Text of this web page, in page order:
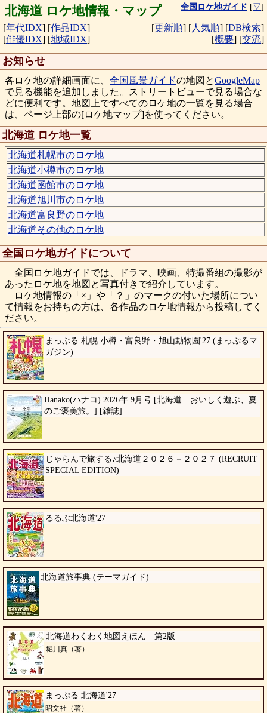
北海道 ロケ地情報・マップ 全国ロケ地ガイド [▽]
[年代IDX] [作品IDX]
[俳優IDX] [地域IDX]
[更新順] [人気順] [DB検索]
[概要] [交流]
お知らせ
各ロケ地の詳細画面に、 全国風景ガイドの地図とGoogleMap
で見る機能を追加しました。ストリートビューで見る場合な
どに便利です。地図上ですべてのロケ地の一覧を見る場合
は、ページ上部の[ロケ地マップ]を使ってください。
北海道 ロケ地一覧
北海道札幌市のロケ地
北海道小樽市のロケ地
北海道函館市のロケ地
北海道旭川市のロケ地
北海道富良野のロケ地
北海道その他のロケ地
全国ロケ地ガイドについて
全国ロケ地ガイドでは、ドラマ、映画、特撮番組の撮影が
あったロケ地を地図と写真付きで紹介しています。
ロケ地情報の「×」や「？」のマークの付いた場所につい
て情報をお持ちの方は、各作品のロケ地情報から投稿してく
ださい。
まっぷる 札幌 小樽・富良野・旭山動物園'27 (まっぷるマ
ガジン)
Hanako(ハナコ) 2026年 9月号 [北海道 おいしく遊ぶ、夏
のご褒美旅。] [雑誌]
じゃらんで旅する♪北海道２０２６－２０２７ (RECRUIT
SPECIAL EDITION)
るるぶ北海道'27
北海道旅事典 (テーマガイド)
北海道わくわく地図えほん 第2版
堀川真（著）
まっぷる 北海道'27
昭文社（著）